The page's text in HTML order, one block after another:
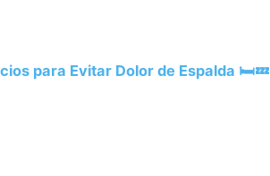
para Evitar Dolor de Espalda 🛏️💤